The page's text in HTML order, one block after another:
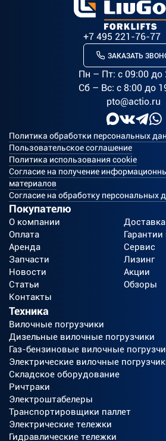
+7 495 221-76-77
ЗАКАЗАТЬ
Пн – Пт: c 09:00 до
Сб – Вс: с 8:00 до
pto@actio.ru
Политика обработки персональных
Пользовательское соглашение
Политика использования cookie
Согласие на получение
материалов
Согласие на обработку персональных
Покупателю
О компании
Доставка
Оплата
Аренда
Сервис
Запчасти
Лизинг
Новости
Акции
Статьи
Обзоры
Контакты
Техника
Вилочные погрузчики
Дизельные вилочные погрузчики
Газ-бензиновые вилочные
Электрические вилочные
Складское оборудование
Ричтраки
Электроштабелеры
Транспортировщики паллет
Электрические тележки
Гидравлические тележки